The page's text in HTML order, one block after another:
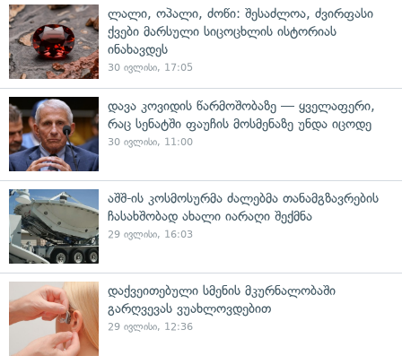
ლალი, ოპალი, ძოწი: შესაძლოა, ძვირფასი
ქვები მარსული სიცოცხლის ისტორიას
ინახავდეს
30 ივლისი, 17:05
დავა კოვიდის წარმოშობაზე — ყველაფერი,
რაც სენატში ფაუჩის მოსმენაზე უნდა იცოდე
30 ივლისი, 11:00
აშშ-ის კოსმოსურმა ძალებმა თანამგზავრების
ჩასახშობად ახალი იარაღი შექმნა
29 ივლისი, 16:03
დაქვეითებული სმენის მკურნალობაში
გარღვევას ვუახლოვდებით
29 ივლისი, 12:36